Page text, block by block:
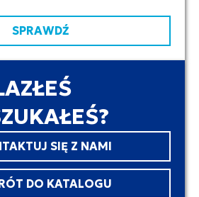
SPRAWDŹ
SIĘ Z NAMI
DO KATALOGU